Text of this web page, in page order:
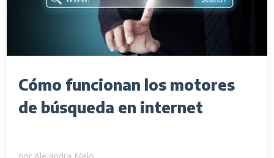
Cómo funcionan los motores
de búsqueda en internet